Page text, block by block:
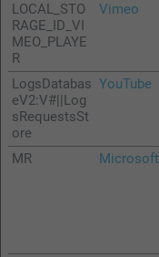
LOCAL_STO
RAGE_ID_VI
MEO_PLAYE
R
Vimeo
LogsDatabas
eV2:V#||Log
sRequestsSt
ore
YouTube
MR Microsoft